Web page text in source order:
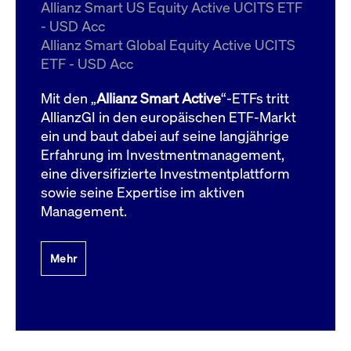
Allianz Smart US Equity Active UCITS ETF
- USD Acc
Allianz Smart Global Equity Active UCITS
ETF - USD Acc
Mit den „Allianz Smart Active“-ETFs tritt
AllianzGI in den europäischen ETF-Markt
ein und baut dabei auf seine langjährige
Erfahrung im Investmentmanagement,
eine diversifizierte Investmentplattform
sowie seine Expertise im aktiven
Management.
Mehr
ApplicationGatewayAffinityCORS
boerse.com
Domain
bis